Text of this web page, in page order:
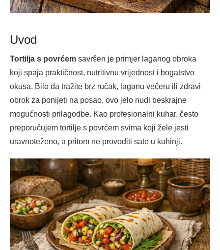
Uvod
Tortilja s povrćem savršen je primjer laganog obroka
koji spaja praktičnost, nutritivnu vrijednost i bogatstvo
okusa. Bilo da tražite brz ručak, laganu večeru ili zdravi
obrok za ponijeti na posao, ovo jelo nudi beskrajne
mogućnosti prilagodbe. Kao profesionalni kuhar, često
preporučujem tortilje s povrćem svima koji žele jesti
uravnoteženo, a pritom ne provoditi sate u kuhinji.